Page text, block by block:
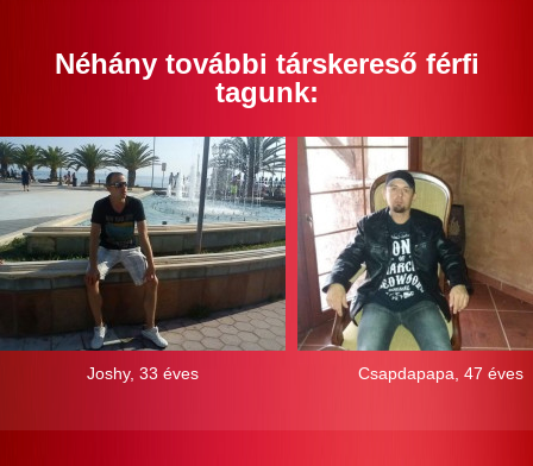
Néhány további társkereső férfi
tagunk:
Joshy, 33 éves Csapdapapa, 47 éves